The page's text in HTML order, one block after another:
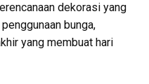
dekorasi yang
bunga,
yang membuat hari